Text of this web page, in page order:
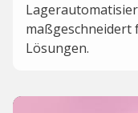
maßgeschneidert
Lösungen.